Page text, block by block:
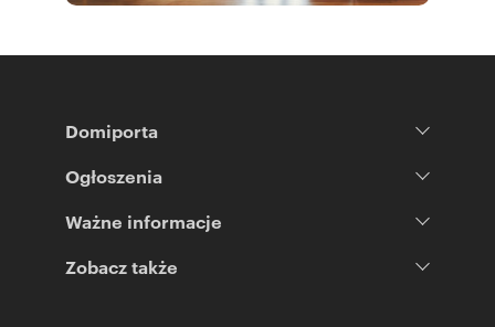
Domiporta
Ogłoszenia
Ważne informacje
Zobacz także